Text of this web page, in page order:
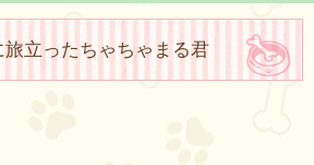
旅立ったちゃちゃまる君